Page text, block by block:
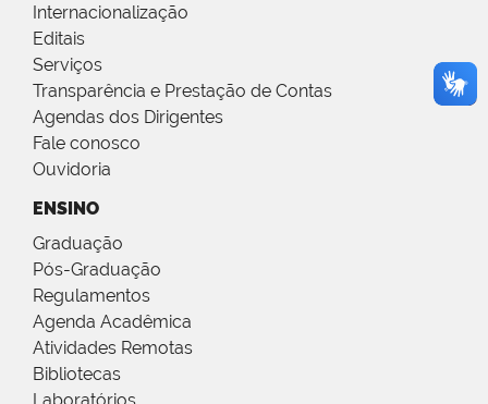
Internacionalização
Editais
Serviços
Transparência e Prestação de Contas
Agendas dos Dirigentes
Fale conosco
Ouvidoria
ENSINO
Graduação
Pós-Graduação
Regulamentos
Agenda Acadêmica
Atividades Remotas
Bibliotecas
Laboratórios